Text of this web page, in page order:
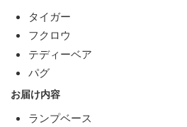
タイガー
フクロウ
テディーベア
パグ
お届け内容
ランプベース